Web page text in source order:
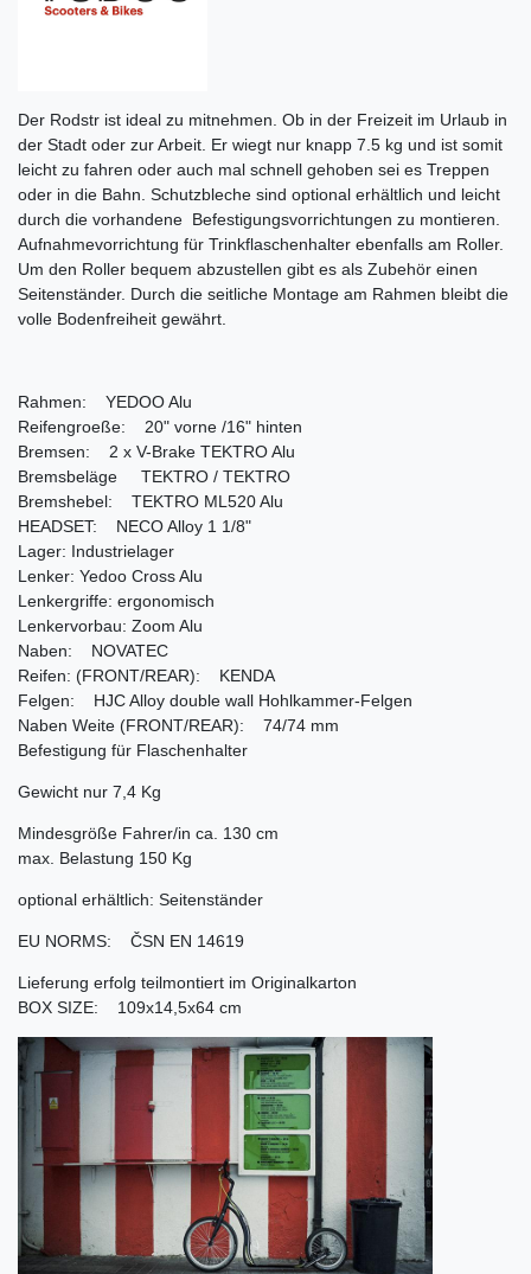
Der Rodstr ist ideal zu mitnehmen. Ob in der Freizeit im Urlaub in
der Stadt oder zur Arbeit. Er wiegt nur knapp 7.5 kg und ist somit
leicht zu fahren oder auch mal schnell gehoben sei es Treppen
oder in die Bahn. Schutzbleche sind optional erhältlich und leicht
durch die vorhandene Befestigungsvorrichtungen zu montieren.
Aufnahmevorrichtung für Trinkflaschenhalter ebenfalls am Roller.
Um den Roller bequem abzustellen gibt es als Zubehör einen
Seitenständer. Durch die seitliche Montage am Rahmen bleibt die
volle Bodenfreiheit gewährt.
Rahmen: YEDOO Alu
Reifengroeße: 20" vorne /16" hinten
Bremsen: 2 x V-Brake TEKTRO Alu
Bremsbeläge TEKTRO / TEKTRO
Bremshebel: TEKTRO ML520 Alu
HEADSET: NECO Alloy 1 1/8"
Lager: Industrielager
Lenker: Yedoo Cross Alu
Lenkergriffe: ergonomisch
Lenkervorbau: Zoom Alu
Naben: NOVATEC
Reifen: (FRONT/REAR): KENDA
Felgen: HJC Alloy double wall Hohlkammer-Felgen
Naben Weite (FRONT/REAR): 74/74 mm
Befestigung für Flaschenhalter
Gewicht nur 7,4 Kg
Mindesgröße Fahrer/in ca. 130 cm
max. Belastung 150 Kg
optional erhältlich: Seitenständer
EU NORMS: ČSN EN 14619
Lieferung erfolg teilmontiert im Originalkarton
BOX SIZE: 109x14,5x64 cm